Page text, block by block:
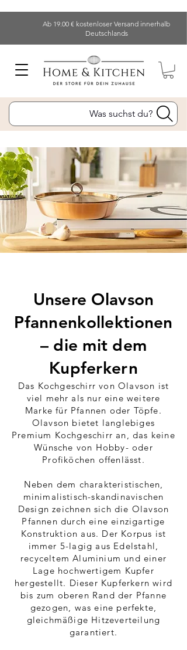
Ab 19.00 € kostenloser Versand innerhalb
Deutschlands
Was suchst du?
Unsere Olavson
Pfannenkollektionen
– die mit dem
Kupferkern
Das Kochgeschirr von Olavson ist
viel mehr als nur eine weitere
Marke für Pfannen oder Töpfe.
Olavson bietet langlebiges
Premium Kochgeschirr an, das keine
Wünsche von Hobby- oder
Profiköchen offenlässt.
Neben dem charakteristischen,
minimalistisch-skandinavischen
Design zeichnen sich die Olavson
Pfannen durch eine einzigartige
Konstruktion aus. Der Korpus ist
immer 5-lagig aus Edelstahl,
recyceltem Aluminium und einer
Lage hochwertigem Kupfer
hergestellt. Dieser Kupferkern wird
bis zum oberen Rand der Pfanne
gezogen, was eine perfekte,
gleichmäßige Hitzeverteilung
garantiert.